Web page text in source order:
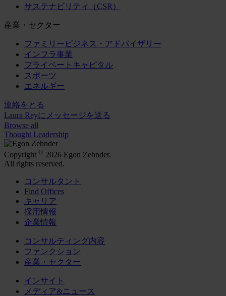
サステナビリティ（CSR）
産業・セクター
ファミリービジネス・アドバイザリー
インフラ事業
プライベートキャピタル
スポーツ
エネルギー
連絡をとる
Laura Reyにメッセージを送る
Browse all
Thought Leadership
Copyright © 2026 Egon Zehnder.
All rights reserved.
コンサルタント
Find Offices
キャリア
採用情報
企業情報
コンサルティング内容
ファンクション
産業・セクター
インサイト
メディア&ニュース